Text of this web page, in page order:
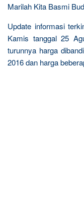
Marilah Kita Basmi
Update informasi
Kamis tanggal 25
turunnya harga
2016 dan harga